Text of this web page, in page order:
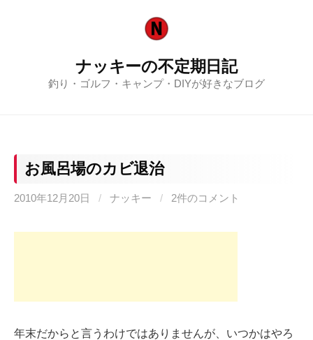
ナッキーの不定期日記
釣り・ゴルフ・キャンプ・DIYが好きなブログ
お風呂場のカビ退治
2010年12月20日 / ナッキー / 2件のコメント
年末だからと言うわけではありませんが、いつかはやろ